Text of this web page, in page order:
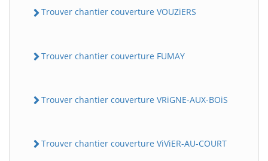
Trouver chantier couverture VOUZiERS
Trouver chantier couverture FUMAY
Trouver chantier couverture VRiGNE-AUX-BOiS
Trouver chantier couverture ViViER-AU-COURT